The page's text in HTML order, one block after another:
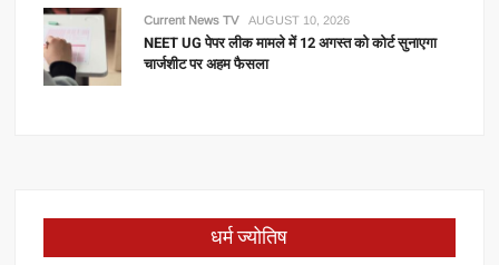
Current News TV AUGUST 10, 2026
NEET UG पेपर लीक मामले में 12 अगस्त को कोर्ट सुनाएगा
चार्जशीट पर अहम फैसला
धर्म ज्योतिष